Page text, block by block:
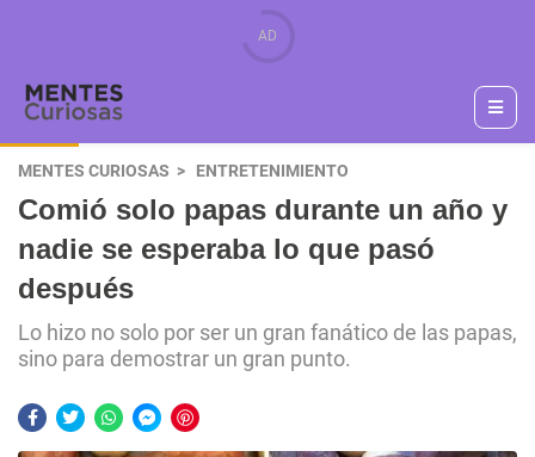
MENTES CURIOSAS ENTRETENIMIENTO
Comió solo papas durante un año y
nadie se esperaba lo que pasó
después
Lo hizo no solo por ser un gran fanático de las papas,
sino para demostrar un gran punto.